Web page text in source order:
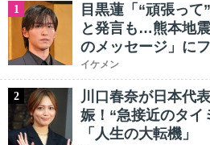
1
目黒蓮「“頑張って
と発言も…熊本地
のメッセージ」に
イケメン
2
川口春奈が日本代
娠！“急接近のタイ
「人生の大転機」